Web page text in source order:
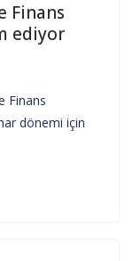
Finans
ediyor
Finans
dönemi için